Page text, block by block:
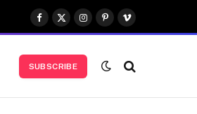
Facebook
X
(Twitter)
Instagram
Pinterest
Vimeo
SUBSCRIBE